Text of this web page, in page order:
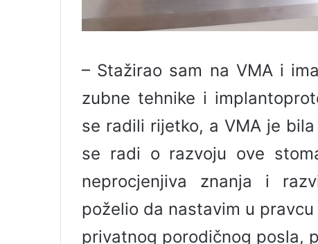
– Stažirao sam na VMA i
zubne tehnike i
se radili rijetko, a VMA je
se radi o razvoju ove
neprocjenjiva znanja i
poželio da nastavim u
privatnog porodičnog posla,